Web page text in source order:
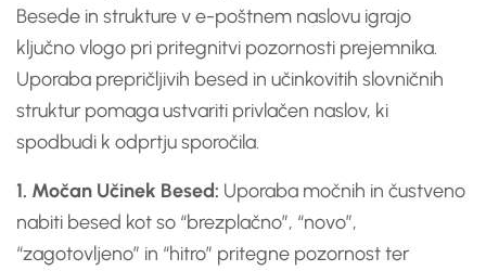
Besede in strukture v e-poštnem naslovu igrajo
ključno vlogo pri pritegnitvi pozornosti prejemnika.
Uporaba prepričljivih besed in učinkovitih slovničnih
struktur pomaga ustvariti privlačen naslov, ki
spodbudi k odprtju sporočila.
1. Močan Učinek Besed: Uporaba močnih in čustveno
nabiti besed kot so “brezplačno”, “novo”,
“zagotovljeno” in “hitro” pritegne pozornost ter